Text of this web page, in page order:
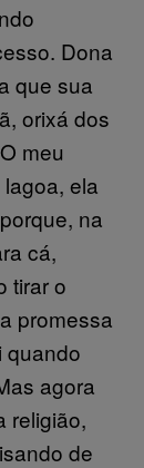
Dona
que sua
orixá dos
meu
ela
na
cá,
tirar o
promessa
quando
agora
religião,
de